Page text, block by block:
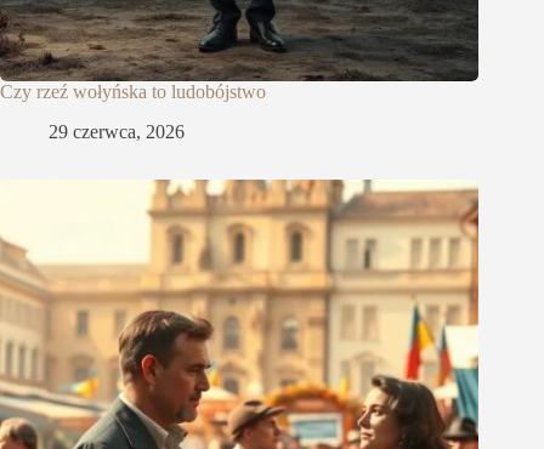
Czy rzeź wołyńska to ludobójstwo
29 czerwca, 2026